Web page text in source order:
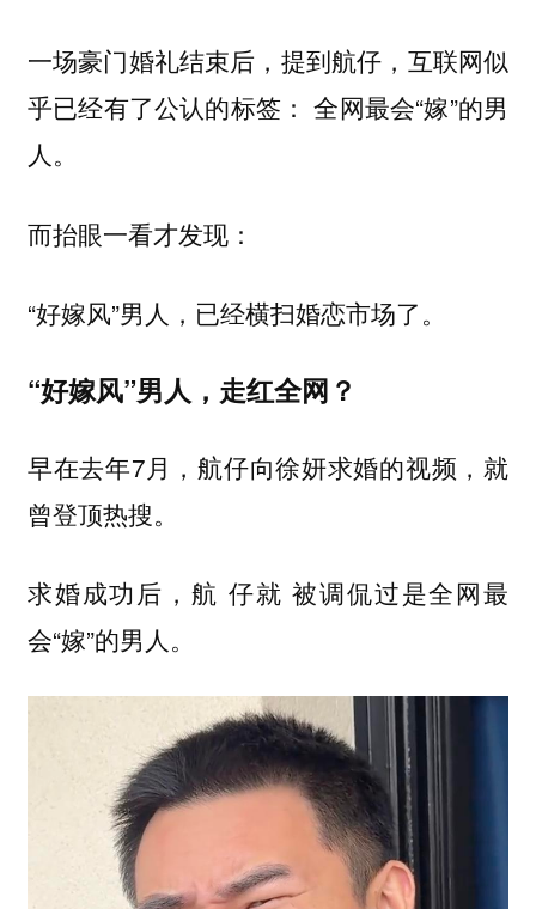
一场豪门婚礼结束后，提到航仔，互联网似
乎已经有了公认的标签： 全网最会“嫁”的男
人。
而抬眼一看才发现：
“好嫁风”男人，已经横扫婚恋市场了。
“好嫁风”男人，走红全网？
早在去年7月，航仔向徐妍求婚的视频，就
曾登顶热搜。
求婚成功后，航 仔就 被调侃过是全网最
会“嫁”的男人。